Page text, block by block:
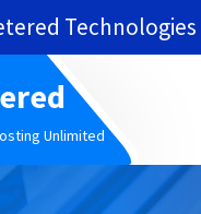
Technologies
Unlimited